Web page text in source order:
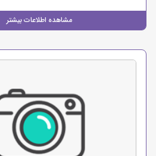
مشاهده اطلاعات بیشتر